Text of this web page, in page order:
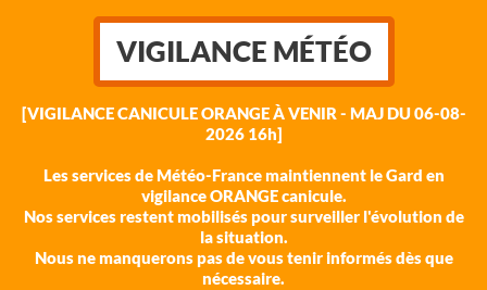
VIGILANCE MÉTÉO
[VIGILANCE CANICULE ORANGE À VENIR - MAJ DU 06-08-
2026 16h]
Les services de Météo-France maintiennent le Gard en
vigilance ORANGE canicule.
Nos services restent mobilisés pour surveiller l'évolution de
la situation.
Nous ne manquerons pas de vous tenir informés dès que
nécessaire.